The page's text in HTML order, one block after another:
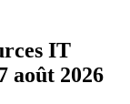
IT
août 2026